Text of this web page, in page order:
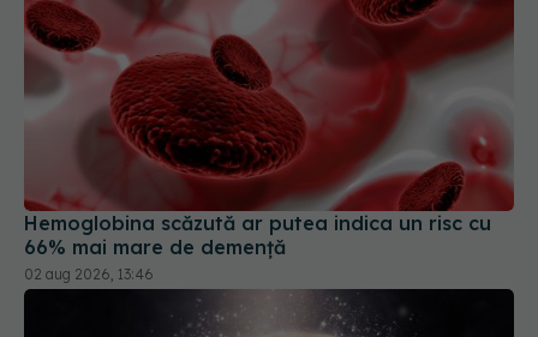
Hemoglobina scăzută ar putea indica un risc cu
66% mai mare de demență
02 aug 2026, 13:46